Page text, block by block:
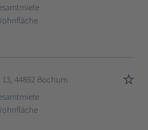
44892 Bochum